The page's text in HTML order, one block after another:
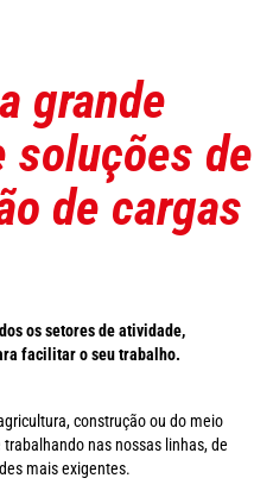
grande
soluções de
de cargas
os setores de atividade,
facilitar o seu trabalho.
construção ou do meio
nas nossas linhas, de
mais exigentes.